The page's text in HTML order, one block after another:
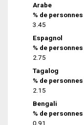
Arabe
% de personnes
3.45
Espagnol
% de personnes
2.75
Tagalog
% de personnes
2.15
Bengali
% de personnes
0.91